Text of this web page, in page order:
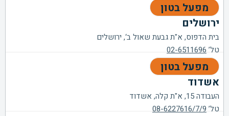
מפעל בטון
ירושלים
בית הדפוס, א"ת גבעת שאול ב‘, ירושלים
טל’ 02-6511696
מפעל בטון
אשדוד
העבודה 15, א"ת קלה, אשדוד
טל’ 08-6227616/7/9